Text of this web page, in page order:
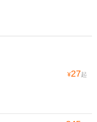
¥27起